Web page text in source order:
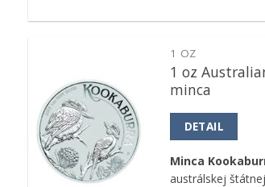
Pridať k
obľúbeným
1 OZ
1 oz
minca
DETAIL
Minca
austrálskej